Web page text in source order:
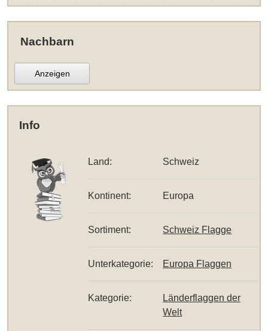
Nachbarn
Anzeigen
Info
Land: Schweiz
Kontinent: Europa
Sortiment: Schweiz Flagge
Unterkategorie: Europa Flaggen
Kategorie:
Länderflaggen der
Welt